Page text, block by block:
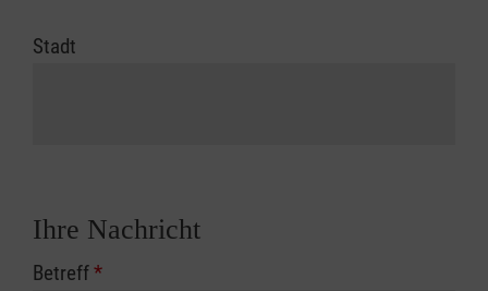
Stadt
Ihre Nachricht
Betreff*